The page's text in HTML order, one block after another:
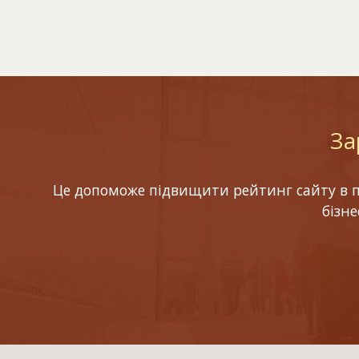
Це допоможе підвищити рейтинг сайту в